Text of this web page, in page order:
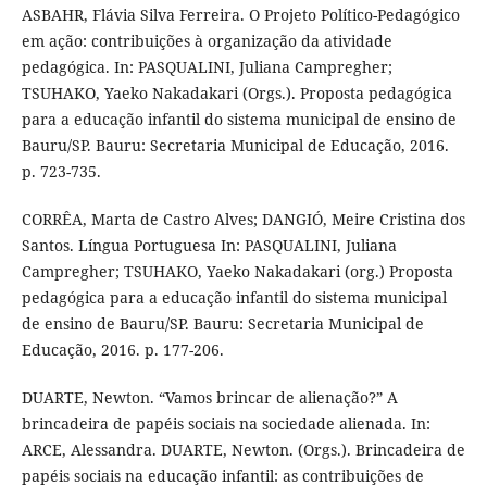
ASBAHR, Flávia Silva Ferreira. O Projeto Político-Pedagógico
em ação: contribuições à organização da atividade
pedagógica. In: PASQUALINI, Juliana Campregher;
TSUHAKO, Yaeko Nakadakari (Orgs.). Proposta pedagógica
para a educação infantil do sistema municipal de ensino de
Bauru/SP. Bauru: Secretaria Municipal de Educação, 2016.
p. 723-735.
CORRÊA, Marta de Castro Alves; DANGIÓ, Meire Cristina dos
Santos. Língua Portuguesa In: PASQUALINI, Juliana
Campregher; TSUHAKO, Yaeko Nakadakari (org.) Proposta
pedagógica para a educação infantil do sistema municipal
de ensino de Bauru/SP. Bauru: Secretaria Municipal de
Educação, 2016. p. 177-206.
DUARTE, Newton. “Vamos brincar de alienação?” A
brincadeira de papéis sociais na sociedade alienada. In:
ARCE, Alessandra. DUARTE, Newton. (Orgs.). Brincadeira de
papéis sociais na educação infantil: as contribuições de